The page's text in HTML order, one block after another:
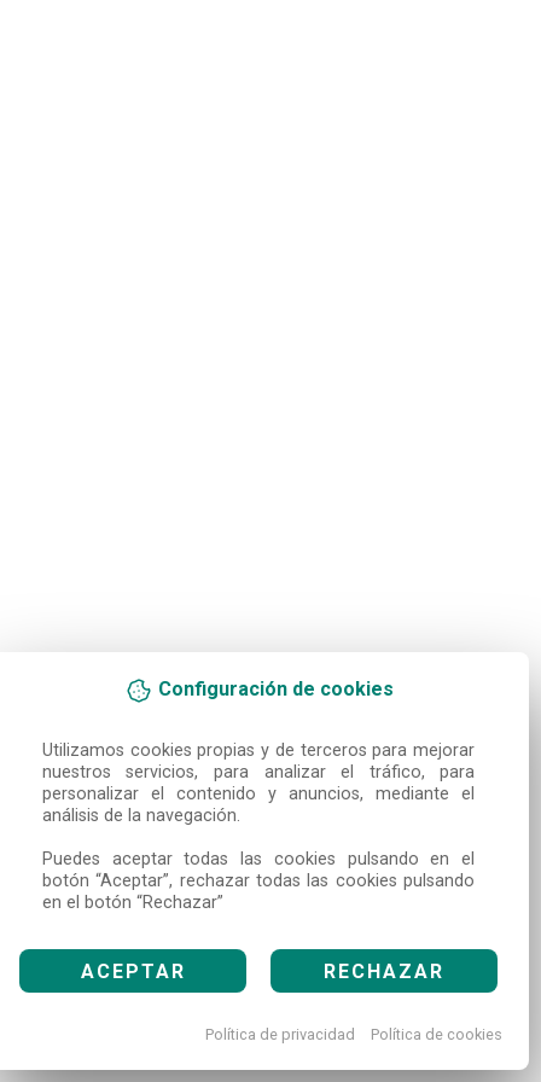
Configuración de cookies
Utilizamos cookies propias y de terceros para mejorar
nuestros servicios, para analizar el tráfico, para
personalizar el contenido y anuncios, mediante el
análisis de la navegación.
Puedes aceptar todas las cookies pulsando en el
botón “Aceptar”, rechazar todas las cookies pulsando
en el botón “Rechazar”
ACEPTAR RECHAZAR
Política de privacidad Política de cookies